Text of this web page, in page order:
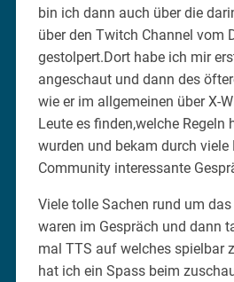
bin ich dann auch über die
über den Twitch Channel vom
gestolpert.Dort habe ich mir
angeschaut und dann des
wie er im allgemeinen über X-
Leute es finden,welche Regeln
wurden und bekam durch viele
Community interessante
Viele tolle Sachen rund um
waren im Gespräch und dann
mal TTS auf welches spielbar
hat ich ein Spass beim